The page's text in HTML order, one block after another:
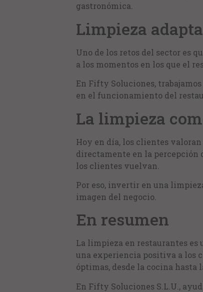
gastronómica.
Limpieza
Uno de los retos del sector es
a los momentos en los que el
En Fifty Soluciones,
en el funcionamiento del
La limpieza
Hoy en día, los clientes
directamente en la percepción
los clientes vuelvan.
Por eso, invertir en una
imagen del negocio.
En resumen
La limpieza en restaurantes
una experiencia positiva a los
óptimas, desde la cocina hasta
En Fifty Soluciones S.L.U.,